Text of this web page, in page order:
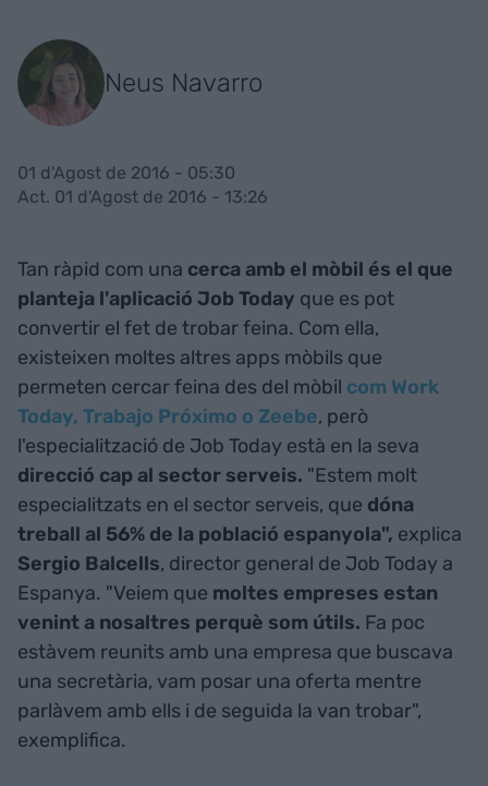
Neus Navarro
01 d'Agost de 2016 - 05:30
Act. 01 d'Agost de 2016 - 13:26
Tan ràpid com una cerca amb el mòbil és el que
planteja l'aplicació Job Today que es pot
convertir el fet de trobar feina. Com ella,
existeixen moltes altres apps mòbils que
permeten cercar feina des del mòbil com Work
Today, Trabajo Próximo o Zeebe, però
l'especialització de Job Today està en la seva
direcció cap al sector serveis. "Estem molt
especialitzats en el sector serveis, que dóna
treball al 56% de la població espanyola", explica
Sergio Balcells, director general de Job Today a
Espanya. "Veiem que moltes empreses estan
venint a nosaltres perquè som útils. Fa poc
estàvem reunits amb una empresa que buscava
una secretària, vam posar una oferta mentre
parlàvem amb ells i de seguida la van trobar",
exemplifica.